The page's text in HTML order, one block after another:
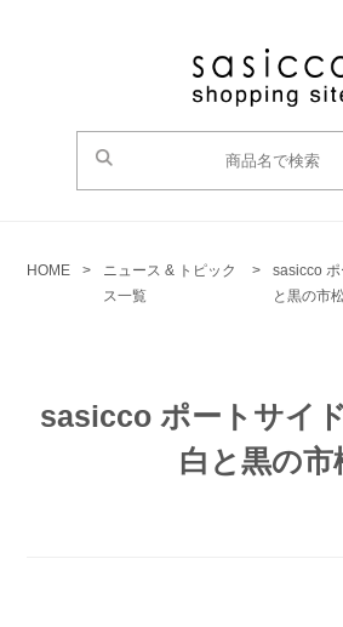
HOME >
ニュース & トピック
ス一覧
>
sasicco
と黒の市
sasicco ポートサイ
白と黒の市